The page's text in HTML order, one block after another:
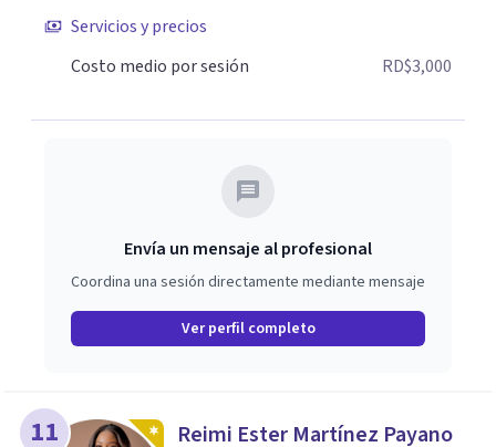
Servicios y precios
Costo medio por sesión
RD$3,000
Envía un mensaje al profesional
Coordina una sesión directamente mediante mensaje
Ver perfil completo
11 Reimi Ester Martínez Payano